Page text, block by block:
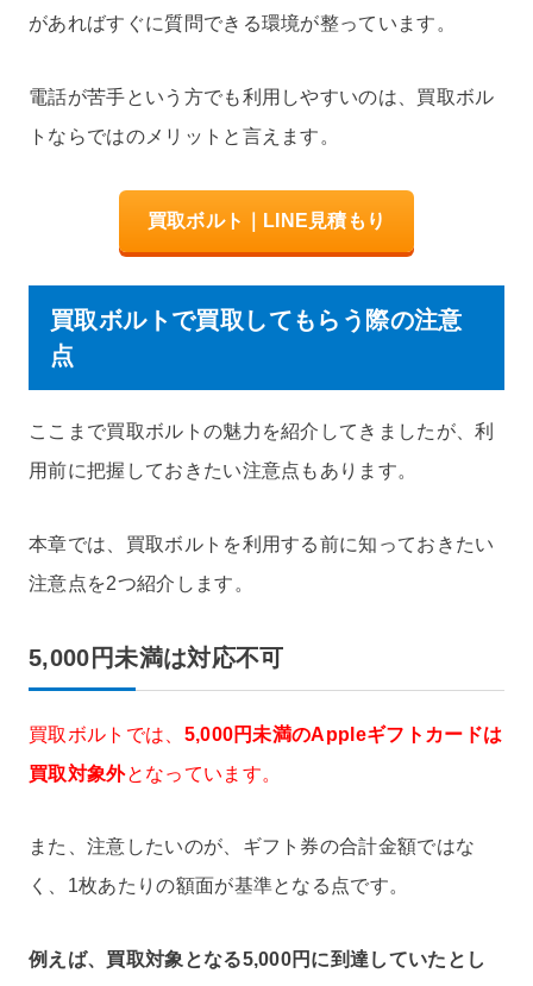
があればすぐに質問できる環境が整っています。
電話が苦手という方でも利用しやすいのは、買取ボル
トならではのメリットと言えます。
買取ボルト｜LINE見積もり
買取ボルトで買取してもらう際の注意
点
ここまで買取ボルトの魅力を紹介してきましたが、利
用前に把握しておきたい注意点もあります。
本章では、買取ボルトを利用する前に知っておきたい
注意点を2つ紹介します。
5,000円未満は対応不可
買取ボルトでは、 5,000円未満のAppleギフトカードは
買取対象外となっています。
また、注意したいのが、ギフト券の合計金額ではな
く、1枚あたりの額面が基準となる点です。
例えば、買取対象となる5,000円に到達していたとし